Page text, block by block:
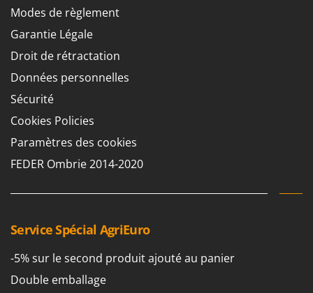
Groupes électrogènes
Gyrobroyeurs à lame pour tracteur
H
Haches - Cognées et Hachettes
Hachoirs à viande
L
Lames à neige
Lames niveleuses pour tracteur
Lieuses électriques pour vignes
M
Machines à pâtes
E
EcoFlow
Edilmark
Effeuno
Einhell
Elegen
Energy Gruppi
Enotecnica Pillan
F
FAC
Fama Industrie
Modes de règlement
Garantie Légale
Droit de rétractation
Données personnelles
Sécurité
Cookies Policies
Paramètres des cookies
FEDER Ombrie 2014-2020
Service Spécial AgriEuro
-5% sur le second produit ajouté au panier
Double emballage